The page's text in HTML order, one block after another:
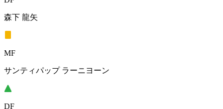
森下 龍矢
MF
サンティパップ ラーニヨーン
DF